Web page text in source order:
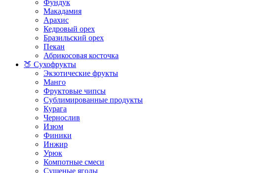
Фундук
Макадамия
Арахис
Кедровый орех
Бразильский орех
Пекан
Абрикосовая косточка
🍑 Сухофрукты
Экзотические фрукты
Манго
Фруктовые чипсы
Сублимированные продукты
Курага
Чернослив
Изюм
Финики
Инжир
Урюк
Компотные смеси
Сушеные ягоды